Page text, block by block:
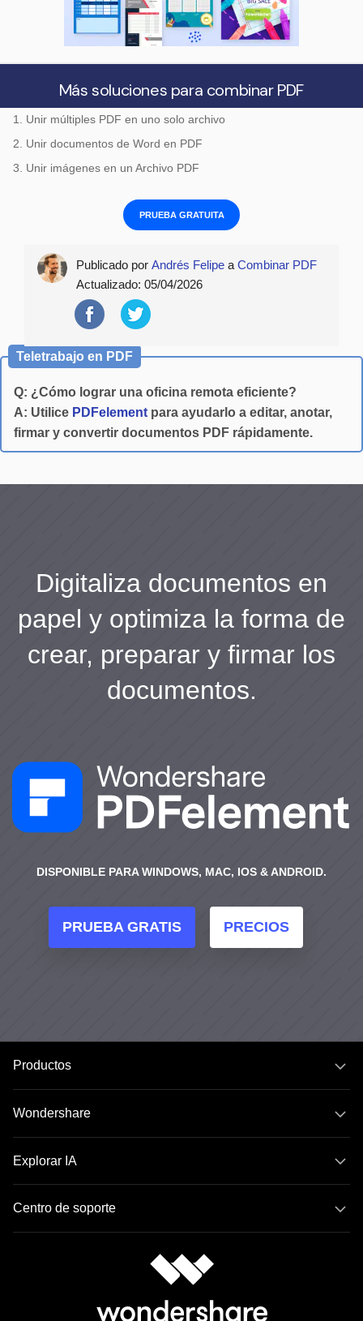
Más soluciones para combinar PDF
1. Unir múltiples PDF en uno solo archivo
2. Unir documentos de Word en PDF
3. Unir imágenes en un Archivo PDF
PRUEBA GRATUITA
Publicado porAndrés Felipe aCombinar PDF
Actualizado:05/04/2026
Teletrabajo en PDF
Q: ¿Cómo lograr una oficina remota eficiente?
A: Utilice PDFelement para ayudarlo a editar, anotar,
firmar y convertir documentos PDF rápidamente.
Digitaliza documentos en
papel y optimiza la forma de
crear, preparar y firmar los
documentos.
DISPONIBLE PARA WINDOWS, MAC, IOS & ANDROID.
PRUEBA GRATIS PRECIOS
Productos
Wondershare
Explorar IA
Centro de soporte